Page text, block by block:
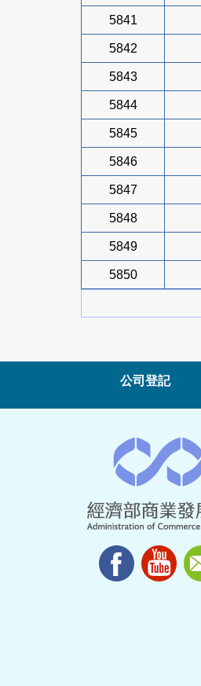
5841
5842
5843
5844
5845
5846
5847
5848
5849
5850
公司登記